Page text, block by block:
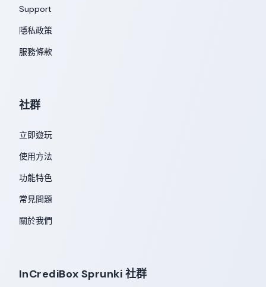
Support
隱私政策
服務條款
社群
立即遊玩
使用方法
功能特色
常見問題
關於我們
InCrediBox Sprunki 社群